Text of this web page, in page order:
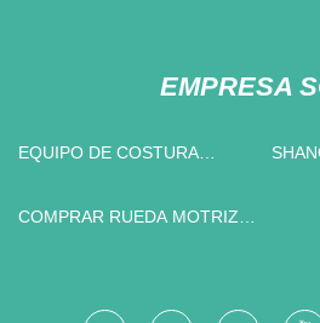
EMPRESA
EQUIPO DE COSTURA
SHANG
COMPRAR RUEDA MOTRIZ